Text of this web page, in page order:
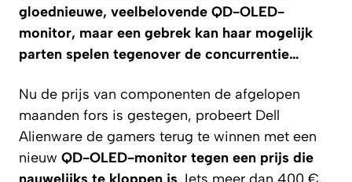
gloednieuwe, veelbelovende QD-OLED-
monitor, maar een gebrek kan haar mogelijk
parten spelen tegenover de concurrentie…
Nu de prijs van componenten de afgelopen
maanden fors is gestegen, probeert Dell
Alienware de gamers terug te winnen met een
nieuw QD-OLED-monitor tegen een prijs die